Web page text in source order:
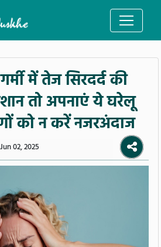
में तेज सिरदर्द की
तो अपनाएं ये घरेलू
को न करें नजरअंदाज
Jun 02, 2025